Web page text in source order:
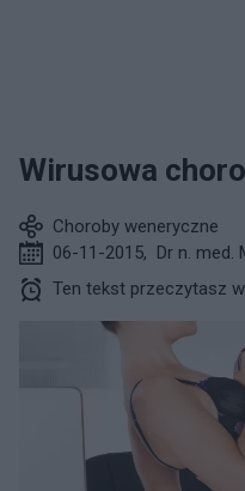
Wirusowa
Choroby weneryczne
06-11-2015, Dr n. med.
Ten tekst przeczytasz